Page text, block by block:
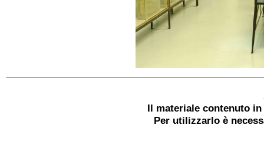
Il materiale contenuto
Per utilizzarlo è